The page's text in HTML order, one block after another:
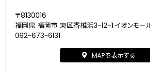
〒8130016
福岡県 福岡市 東区香椎浜3-12-1 イオンモー
092-673-6131
MAPを表示する